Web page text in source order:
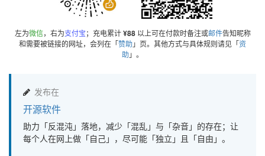
左为微信，右为支付宝；充电累计¥88以上可在付款时备注或邮件告知昵称
和需要被链接的网址，会列在「赞助」页。其他方式与具体规则请见「资
助」。
发布在
开源软件
助力「反混沌」落地，减少「混乱」与「杂音」的存在；让
每个人在网上做「自己」，尽可能「独立」且「自由」。